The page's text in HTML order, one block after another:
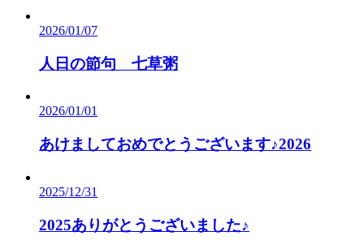
2026/01/07
人日の節句 七草粥
2026/01/01
あけましておめでとうございます♪2026
2025/12/31
2025ありがとうございました♪